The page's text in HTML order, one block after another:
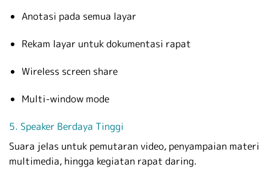
Anotasi pada semua layar
Rekam layar untuk dokumentasi rapat
Wireless screen share
Multi-window mode
5. Speaker Berdaya Tinggi
Suara jelas untuk pemutaran video, penyampaian materi
multimedia, hingga kegiatan rapat daring.